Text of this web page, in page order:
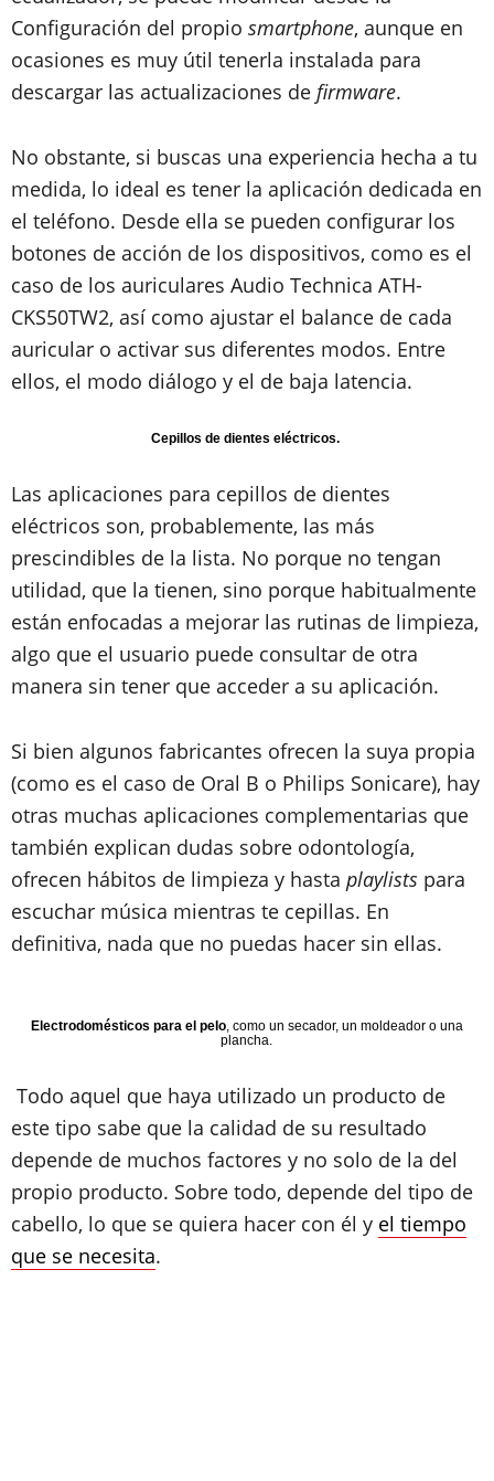
Configuración del propio smartphone, aunque en
ocasiones es muy útil tenerla instalada para
descargar las actualizaciones de firmware.
No obstante, si buscas una experiencia hecha a tu
medida, lo ideal es tener la aplicación dedicada en
el teléfono. Desde ella se pueden configurar los
botones de acción de los dispositivos, como es el
caso de los auriculares Audio Technica ATH-
CKS50TW2, así como ajustar el balance de cada
auricular o activar sus diferentes modos. Entre
ellos, el modo diálogo y el de baja latencia.
Cepillos de dientes eléctricos.
Las aplicaciones para cepillos de dientes
eléctricos son, probablemente, las más
prescindibles de la lista. No porque no tengan
utilidad, que la tienen, sino porque habitualmente
están enfocadas a mejorar las rutinas de limpieza,
algo que el usuario puede consultar de otra
manera sin tener que acceder a su aplicación.
Si bien algunos fabricantes ofrecen la suya propia
(como es el caso de Oral B o Philips Sonicare), hay
otras muchas aplicaciones complementarias que
también explican dudas sobre odontología,
ofrecen hábitos de limpieza y hasta playlists para
escuchar música mientras te cepillas. En
definitiva, nada que no puedas hacer sin ellas.
Electrodomésticos para el pelo, como un secador, un moldeador o una
plancha.
Todo aquel que haya utilizado un producto de
este tipo sabe que la calidad de su resultado
depende de muchos factores y no solo de la del
propio producto. Sobre todo, depende del tipo de
cabello, lo que se quiera hacer con él y el tiempo
que se necesita.